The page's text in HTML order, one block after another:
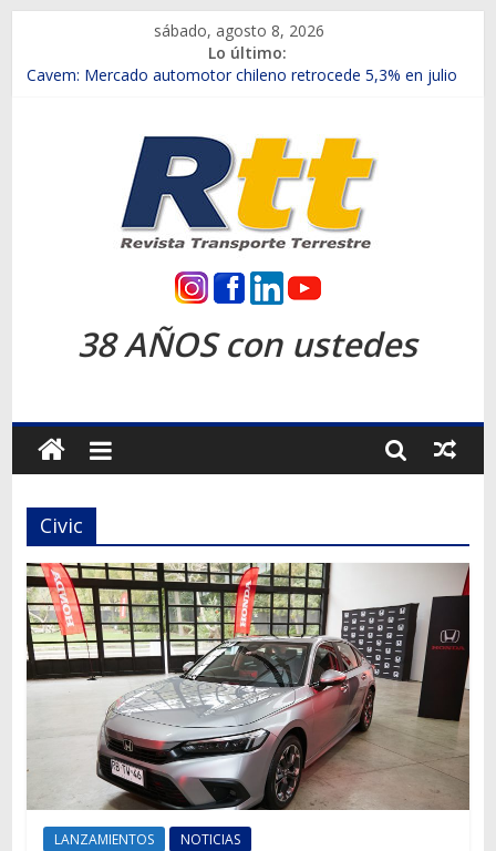
contenido
sábado, agosto 8, 2026
Lo último:
Chile es el primer mercado internacional en lanzar la nueva
Salfa suma vehículos electrificados de Chevrolet en el Biobío
Samex amplía su red con nuevas sucursales en Rancagua y
SINOTRUK Pick-ups presentó la recién estrenada Bolden en
la Expo Compras Públicas 2026
Revista
Transporte
Terrestre
Autos,
camiones,
motos,
información
del
mundo
del
transporte
38 AÑOS con ustedes
Civic
LANZAMIENTOS NOTICIAS